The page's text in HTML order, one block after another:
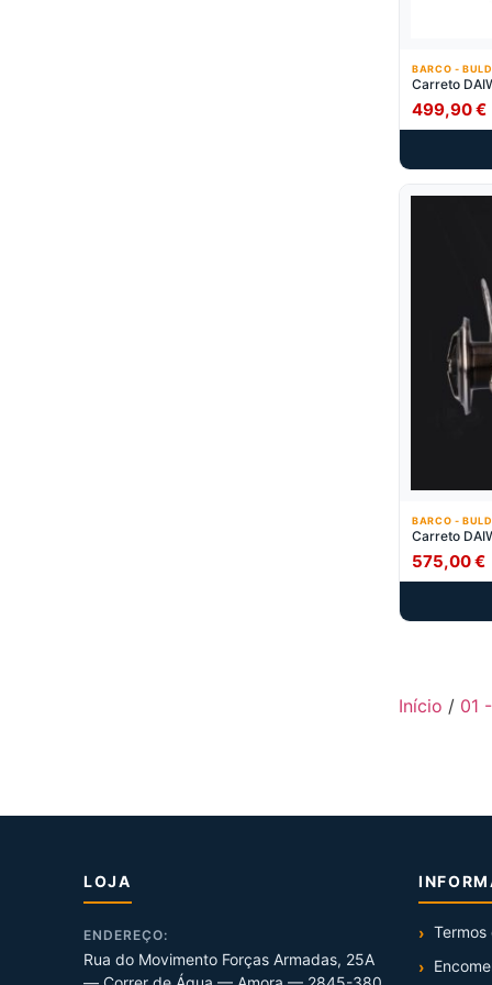
BARCO -
Carreto
499,90€
BARCO -
Carreto
575,00€
Início / 01
LOJA
ENDEREÇO:
Rua do Movimento Forças Armadas, 25A
Termos